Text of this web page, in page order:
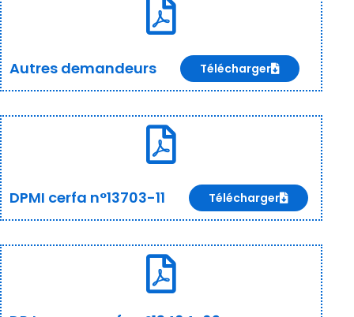
Autres demandeurs Télécharger
DPMI cerfa n°13703-11 Télécharger